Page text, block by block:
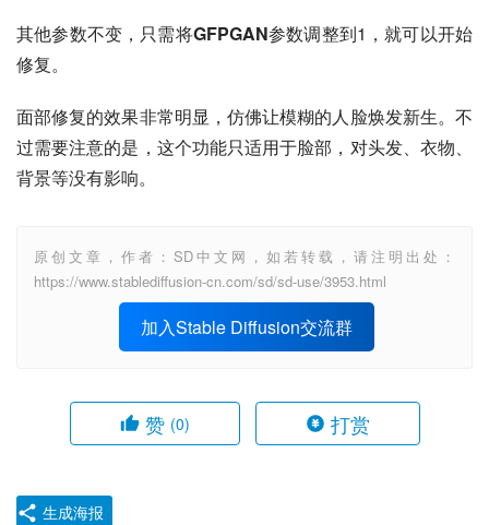
其他参数不变，只需将GFPGAN参数调整到1，就可以开始
修复。
面部修复的效果非常明显，仿佛让模糊的人脸焕发新生。不
过需要注意的是，这个功能只适用于脸部，对头发、衣物、
背景等没有影响。
原创文章，作者：SD中文网，如若转载，请注明出处：
https://www.stablediffusion-cn.com/sd/sd-use/3953.html
加入Stable Diffusion交流群
赞 (0) 打赏
生成海报